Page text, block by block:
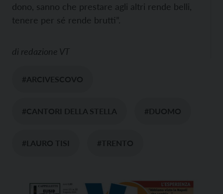
dono, sanno che prestare agli altri rende belli,
tenere per sé rende brutti”.
di redazione VT
#ARCIVESCOVO
#CANTORI DELLA STELLA #DUOMO
#LAURO TISI #TRENTO